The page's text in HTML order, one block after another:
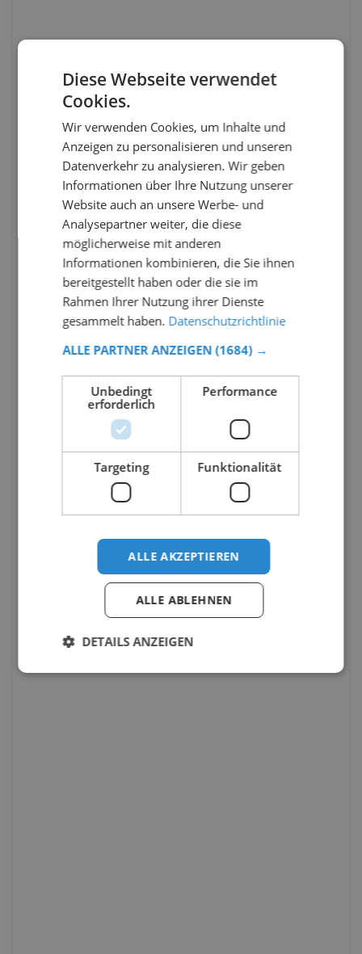
Diese Webseite verwendet
Cookies.
Wir verwenden Cookies, um Inhalte und
Anzeigen zu personalisieren und unseren
Datenverkehr zu analysieren. Wir geben
Informationen über Ihre Nutzung unserer
Website auch an unsere Werbe- und
Analysepartner weiter, die diese
möglicherweise mit anderen
Informationen kombinieren, die Sie ihnen
bereitgestellt haben oder die sie im
Rahmen Ihrer Nutzung ihrer Dienste
gesammelt haben. Datenschutzrichtlinie
ALLE PARTNER ANZEIGEN (1684) →
Unbedingt
erforderlich
Performance
Targeting Funktionalität
ALLE AKZEPTIEREN
ALLE ABLEHNEN
DETAILS ANZEIGEN